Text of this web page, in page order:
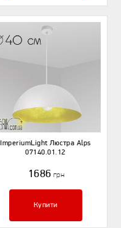
ImperiumLight Люстра Alps
07140.01.12
1686 грн
Купити